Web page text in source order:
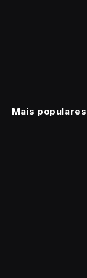
Mais populares